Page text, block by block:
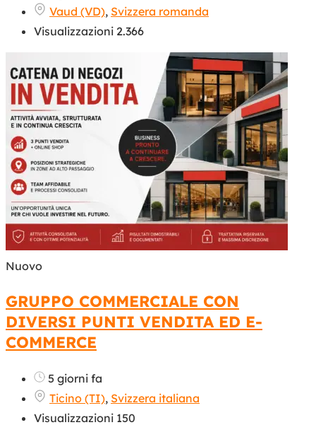
Vaud (VD), Svizzera romanda
Visualizzazioni 2.366
Nuovo
GRUPPO COMMERCIALE CON
DIVERSI PUNTI VENDITA ED E-
COMMERCE
5 giorni fa
Ticino (TI), Svizzera italiana
Visualizzazioni 150